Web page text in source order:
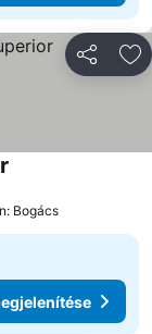
Bogács